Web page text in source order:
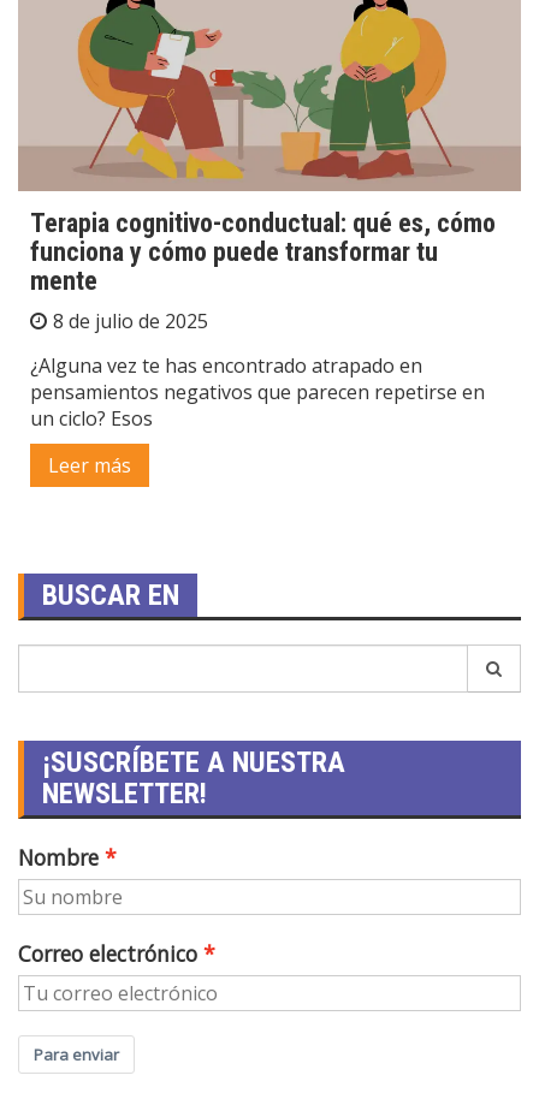
Terapia cognitivo-conductual: qué es, cómo
funciona y cómo puede transformar tu
mente
8 de julio de 2025
¿Alguna vez te has encontrado atrapado en
pensamientos negativos que parecen repetirse en
un ciclo? Esos
Leer más
BUSCAR EN
¡SUSCRÍBETE A NUESTRA
NEWSLETTER!
Nombre
Correo electrónico
Para enviar